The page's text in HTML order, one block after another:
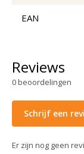
EAN
Reviews
0beoordelingen
Schrijf een
Er zijn nog geen